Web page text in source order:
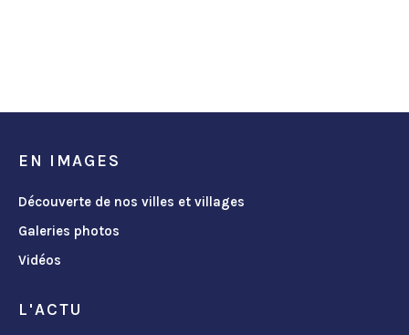
EN IMAGES
Découverte de nos villes et villages
Galeries photos
Vidéos
L'ACTU